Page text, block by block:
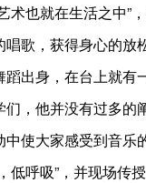
术也就在生活之中”
歌，获得身心的放松
蹈出身，在台上就有
们，他并没有过多的
中使大家感受到音乐
低呼吸”，并现场传